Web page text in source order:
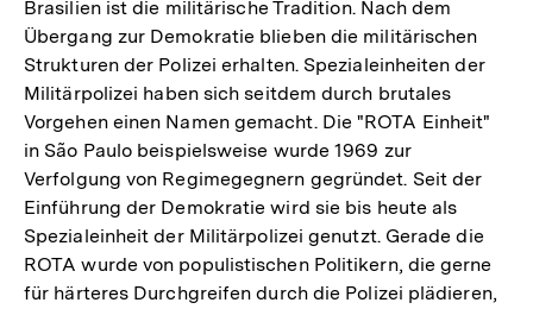
Brasilien ist die militärische Tradition. Nach dem
Übergang zur Demokratie blieben die militärischen
Strukturen der Polizei erhalten. Spezialeinheiten der
Militärpolizei haben sich seitdem durch brutales
Vorgehen einen Namen gemacht. Die "ROTA Einheit"
in São Paulo beispielsweise wurde 1969 zur
Verfolgung von Regimegegnern gegründet. Seit der
Einführung der Demokratie wird sie bis heute als
Spezialeinheit der Militärpolizei genutzt. Gerade die
ROTA wurde von populistischen Politikern, die gerne
für härteres Durchgreifen durch die Polizei plädieren,